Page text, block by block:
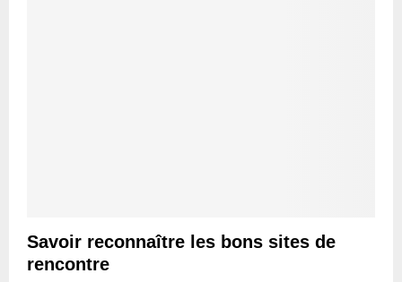
Savoir reconnaître les bons sites de
rencontre